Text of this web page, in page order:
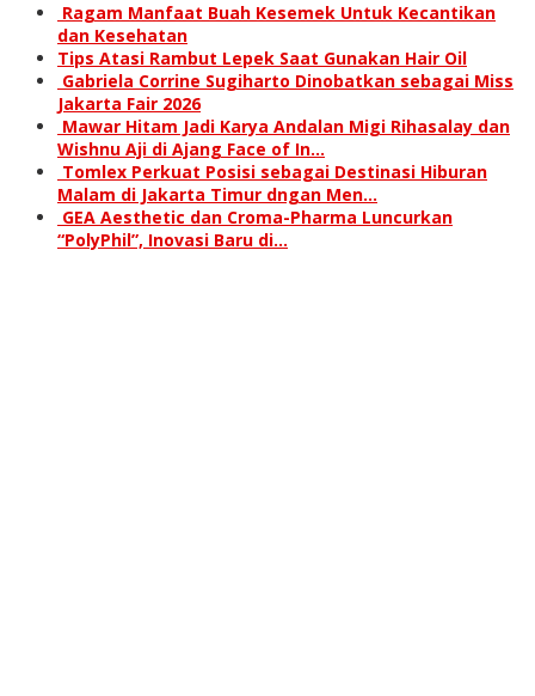
Ragam Manfaat Buah Kesemek Untuk Kecantikan
dan Kesehatan
Tips Atasi Rambut Lepek Saat Gunakan Hair Oil
Gabriela Corrine Sugiharto Dinobatkan sebagai Miss
Jakarta Fair 2026
Mawar Hitam Jadi Karya Andalan Migi Rihasalay dan
Wishnu Aji di Ajang Face of In…
Tomlex Perkuat Posisi sebagai Destinasi Hiburan
Malam di Jakarta Timur dngan Men…
GEA Aesthetic dan Croma-Pharma Luncurkan
“PolyPhil”, Inovasi Baru di…